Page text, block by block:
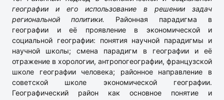
географии и его использование в решении задач
региональной политики. Районная парадигма в
географии и её проявление в экономической и
социальной географии: понятия научной парадигмы и
научной школы; смена парадигм в географии и её
отражение в хорологии, антропогеографии, французской
школе географии человека; районное направление в
советской школе экономической географии.
Географический район как основное понятие и